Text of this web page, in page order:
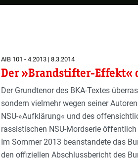
AIB 101 - 4.2013 | 8.3.2014
Der »Brandstifter-Effekt«
Der Grundtenor des BKA-Textes
sondern vielmehr wegen seiner
NSU-»Aufklärung« und des
rassistischen NSU-Mordserie
Im Sommer 2013 beanstandete das
den offiziellen Abschlussbericht des